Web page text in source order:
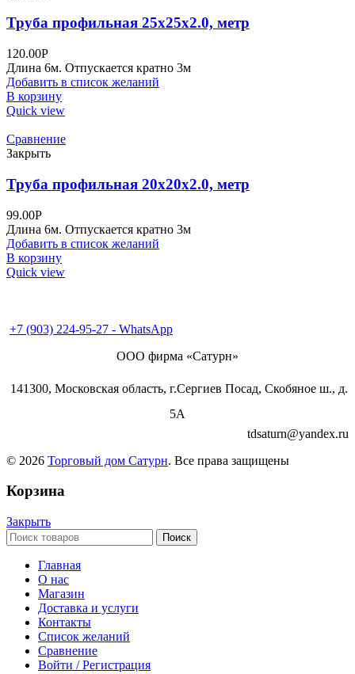
Труба профильная 25х25х2.0, метр
120.00Р
Длина 6м. Отпускается кратно 3м
Добавить в список желаний
В корзину
Quick view
Сравнение
Закрыть
Труба профильная 20х20х2.0, метр
99.00Р
Длина 6м. Отпускается кратно 3м
Добавить в список желаний
В корзину
Quick view
+7 (903) 224-95-27 - WhatsApp
ООО фирма «Сатурн»
141300, Московская область, г.Сергиев Посад, Скобяное ш., д.
5А
tdsaturn@yandex.ru
© 2026 Торговый дом Сатурн. Все права защищены
Корзина
Закрыть
Поиск
Главная
О нас
Магазин
Доставка и услуги
Контакты
Список желаний
Сравнение
Войти / Регистрация